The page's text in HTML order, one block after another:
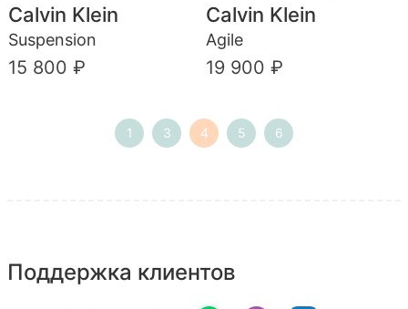
Calvin Klein
Suspension
15 800 ₽
Calvin Klein
Agile
19 900 ₽
1 3 4 5 6
Поддержка клиентов